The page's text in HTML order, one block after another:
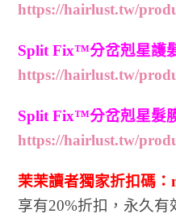
https://hairlust.tw/
Split Fix™分岔剋星護
https://hairlust.tw/
Split Fix™分岔剋星髮
https://hairlust.tw/
茉茉讀者獨家折扣碼：
享有20%折扣，永久有